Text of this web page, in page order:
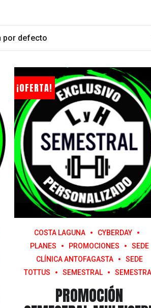
¡OFERTA!
COSTA LAGUNA
CYBERDAY
PLANES
PROMOCIONES
SEDE
CLÍNICA ANTOFAGASTA
SEDE
TOTTUS
SEMESTRAL
PROMOCIÓN